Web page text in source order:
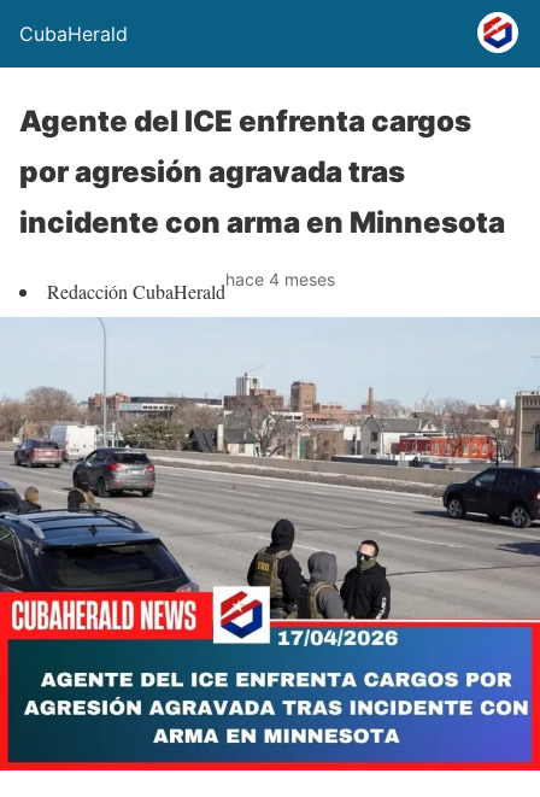
CubaHerald
Agente del ICE enfrenta cargos
por agresión agravada tras
incidente con arma en Minnesota
Redacción CubaHeraldhace 4 meses